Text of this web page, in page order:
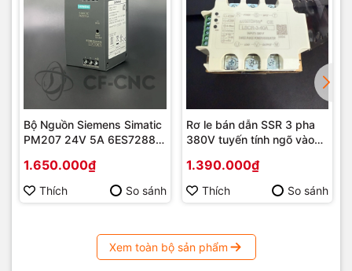
Bộ Nguồn Siemens Simatic
PM207 24V 5A 6ES7288-
1.650.000₫
Thích So sánh
Rơ le bán dẫn SSR 3 pha
380V tuyến tính ngõ vào
1.390.000₫
Thích So sánh
Xem toàn bộ sản phẩm